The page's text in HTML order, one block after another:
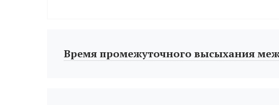
Время промежуточного высыхания